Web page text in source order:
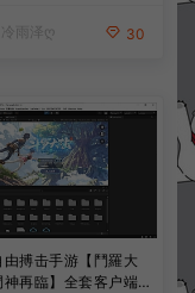
冷雨泽ღ 30
由搏击手游【鬥羅大
神再臨】全套客户端